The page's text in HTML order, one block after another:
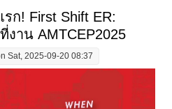
ก! First Shift ER:
งาน AMTCEP2025
Sat, 2025-09-20 08:37